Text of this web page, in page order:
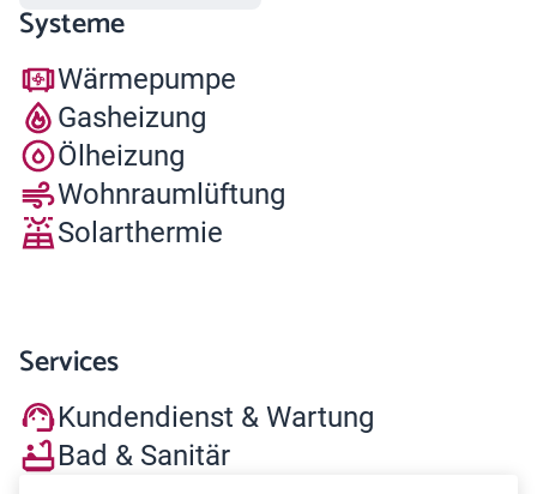
Systeme
Wärmepumpe
Gasheizung
Ölheizung
Wohnraumlüftung
Solarthermie
Services
Kundendienst & Wartung
Bad & Sanitär